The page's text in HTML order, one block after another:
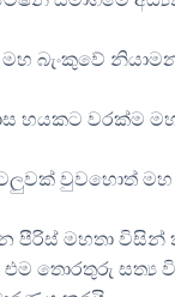
මහ බැංකුවේ
හයකට වරක්ම
වුවහොත් මහ
පීරිස් මහතා විසින්
තොරතුරු සත්‍ය